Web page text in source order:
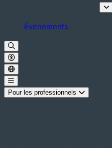
Événements
Pour les professionnels